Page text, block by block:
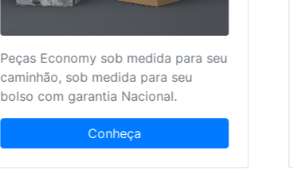
Utilize Peças e Acessórios Originais
Volkswagen!